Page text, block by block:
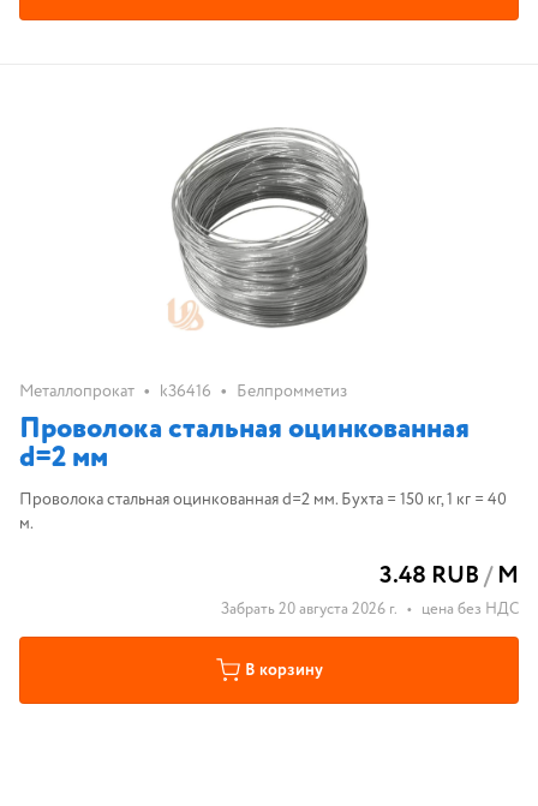
Металлопрокат • k36416 • Белпромметиз
Проволока стальная оцинкованная
d=2 мм
Проволока стальная оцинкованная d=2 мм. Бухта = 150 кг, 1 кг = 40
м.
3.48 RUB/М
Забрать 20 августа 2026 г. • цена без НДС
В корзину